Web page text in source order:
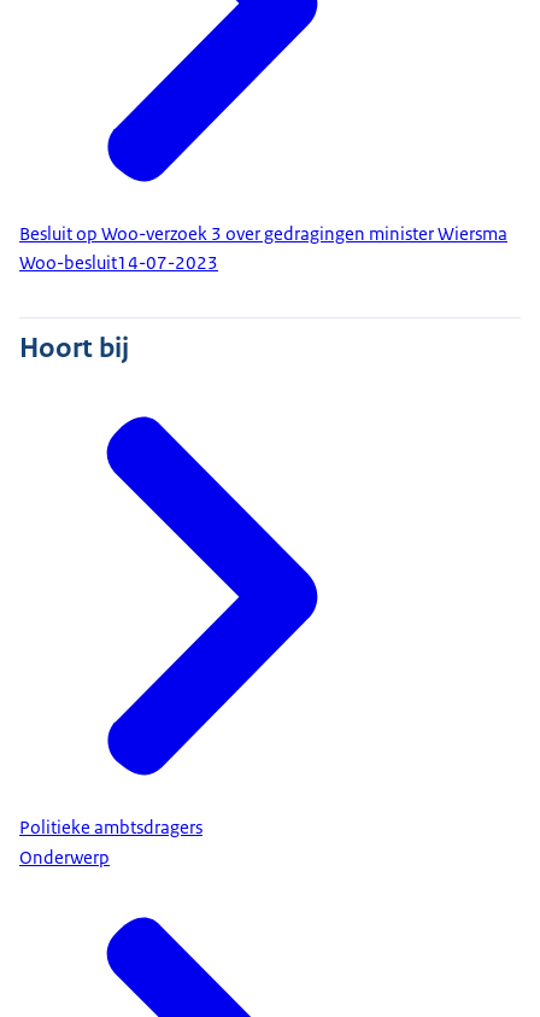
Besluit op Woo-verzoek 3 over gedragingen minister Wiersma
Woo-besluit14-07-2023
Hoort bij
Politieke ambtsdragers
Onderwerp